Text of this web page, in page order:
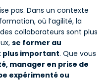
pas. Dans un contexte
où l’agilité, la
collaborateurs sont plus
se former au
plus important. Que vous
manager en prise de
expérimenté ou